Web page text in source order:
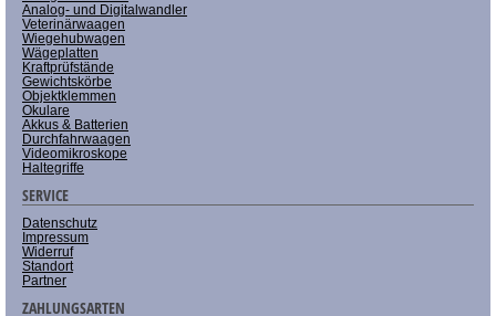
Analog- und Digitalwandler
Veterinärwaagen
Wiegehubwagen
Wägeplatten
Kraftprüfstände
Gewichtskörbe
Objektklemmen
Okulare
Akkus & Batterien
Durchfahrwaagen
Videomikroskope
Haltegriffe
SERVICE
Datenschutz
Impressum
Widerruf
Standort
Partner
ZAHLUNGSARTEN